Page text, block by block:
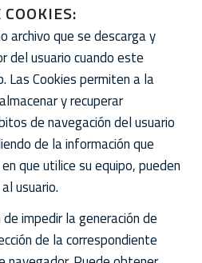
archivo que se descarga y
del usuario cuando este
Las Cookies permiten a la
y recuperar
de navegación del usuario
de la información que
que utilice su equipo, pueden
usuario.
impedir la generación de
de la correspondiente